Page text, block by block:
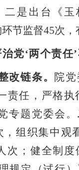
是出台《
节监督45次，
党‘两个责任’
改链条。 院
责任，严格执
专题党委会 。
，组织集中观
次；健全制